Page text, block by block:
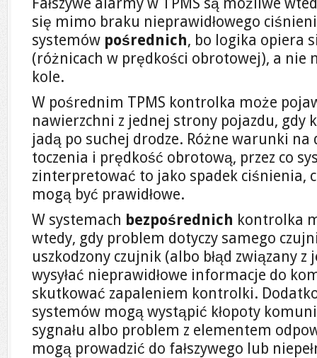
się mimo braku nieprawidłowego
systemów pośrednich, bo logika opiera
(różnicach w prędkości obrotowej), a nie
kole.
W pośrednim TPMS kontrolka może
nawierzchni z jednej strony pojazdu, gdy
jadą po suchej drodze. Różne warunki
toczenia i prędkość obrotową, przez co
zinterpretować to jako spadek ciśnienia,
mogą być prawidłowe.
W systemach bezpośrednich kontrolka
wtedy, gdy problem dotyczy samego
uszkodzony czujnik (albo błąd związany
wysyłać nieprawidłowe informacje do
skutkować zapaleniem kontrolki.
systemów mogą wystąpić kłopoty
sygnału albo problem z elementem
mogą prowadzić do fałszywego lub